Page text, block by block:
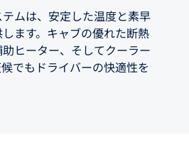
ムは、安定した温度と素早
ます。キャブの優れた断熱
ヒーター、そしてクーラー
でもドライバーの快適性を